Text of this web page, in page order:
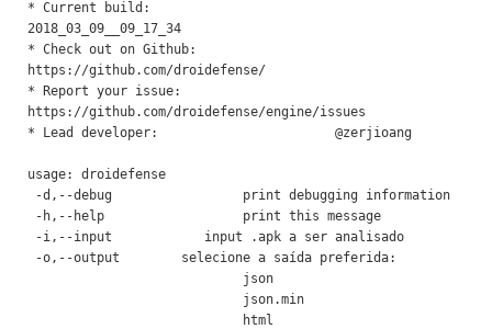
* Current build:
2018_03_09__09_17_34
* Check out on Github:
https://github.com/droidefense/
* Report your issue:
https://github.com/droidefense/engine/issues
* Lead developer: 			@zerjioang
usage: droidefense
-i,--input
           input .apk a ser analisado
-o,--output
       selecione a saída preferida: